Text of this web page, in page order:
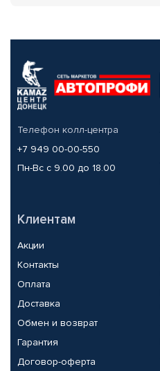
Телефон колл-центра
+7 949 00-00-550
Пн-Вс с 9.00 до 18.00
Клиентам
Акции
Контакты
Оплата
Доставка
Обмен и возврат
Гарантия
Договор-оферта